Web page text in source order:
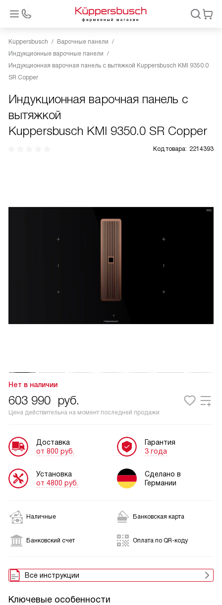
Kuppersbusch
Варочные панели
Индукционные варочные панели
Индукционная варочная панель с вытяжкой Kuppersbusch KMI 9350.0
SR Copper
Индукционная варочная панель с
вытяжкой
Kuppersbusch KMI 9350.0 SR Copper
Код товара: 2214393
Нет в наличии
603 990 руб.
Цена действительна на момент последней продажи
Доставка
от 800 руб.
Установка
от 4800 руб.
Гарантия
3 года
Сделано в
Германии
Наличные Банковская карта
Банковский счет Оплата по QR-коду
Все инструкции
Ключевые особенности